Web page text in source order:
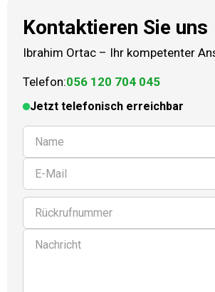
Kontaktieren Sie uns
Ibrahim Ortac – Ihr kompetenter
Telefon:056 120 704 045
Jetzt telefonisch erreichbar